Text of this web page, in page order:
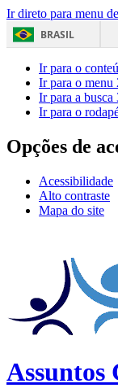
Ir direto para menu
BRASIL
Ir para o
Ir para o menu
Ir para a busca
Ir para o
Opções de
Acessibilidade
Alto contraste
Mapa do site
Assuntos